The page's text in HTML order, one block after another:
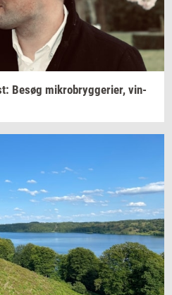
Besøg mi­kro­bryg­ge­ri­er, vin­